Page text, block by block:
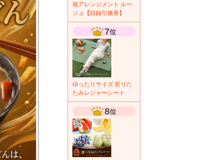
祝アレンジメント ルー
ジュ【目録引換券】
ゆったりサイズ 折りた
たみレジャーシート